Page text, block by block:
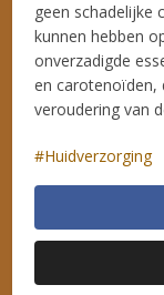
geen schadelijke
kunnen hebben
onverzadigde
en carotenoïden,
veroudering van
Huidverzorging